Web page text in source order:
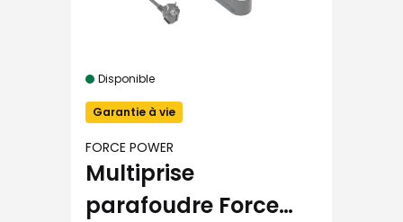
Disponible
Garantie à vie
FORCE POWER
Multiprise
parafoudre Force